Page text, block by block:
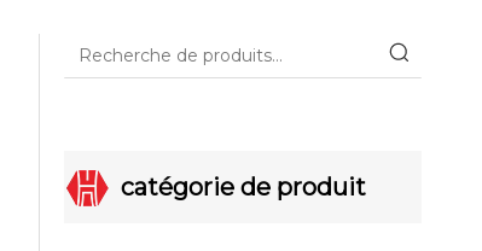
catégorie de produit